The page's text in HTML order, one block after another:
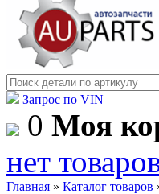
Запрос по VIN
0 Моя
нет
Главная » Каталог товаров